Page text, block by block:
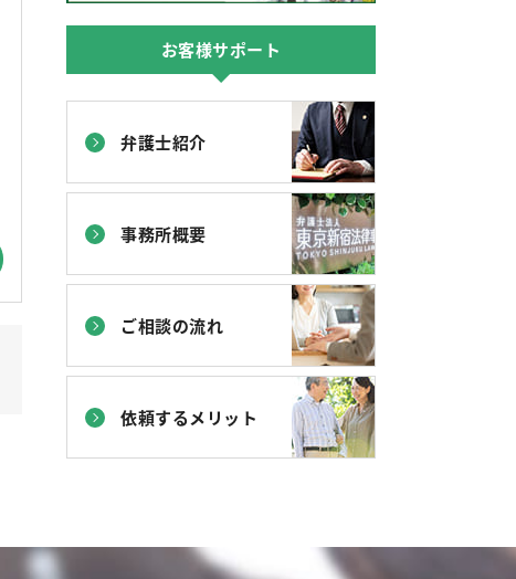
お客様サポート
弁護士紹介
事務所概要
ご相談の流れ
依頼するメリット